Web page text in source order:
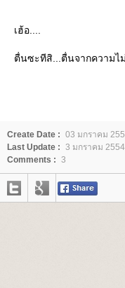
เฮ้อ....
ตื่นซะทีสิ...ตื่นจากความไ
Create Date : 03 มกราคม
Last Update : 3 มกราคม
Comments : 3